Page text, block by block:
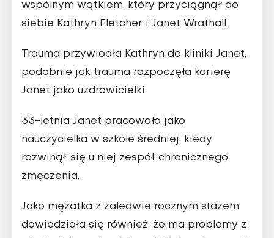
wspólnym wątkiem, który przyciągnął do
siebie Kathryn Fletcher i Janet Wrathall.
Trauma przywiodła Kathryn do kliniki Janet,
podobnie jak trauma rozpoczęła karierę
Janet jako uzdrowicielki.
33-letnia Janet pracowała jako
nauczycielka w szkole średniej, kiedy
rozwinął się u niej zespół chronicznego
zmęczenia.
Jako mężatka z zaledwie rocznym stażem
dowiedziała się również, że ma problemy z